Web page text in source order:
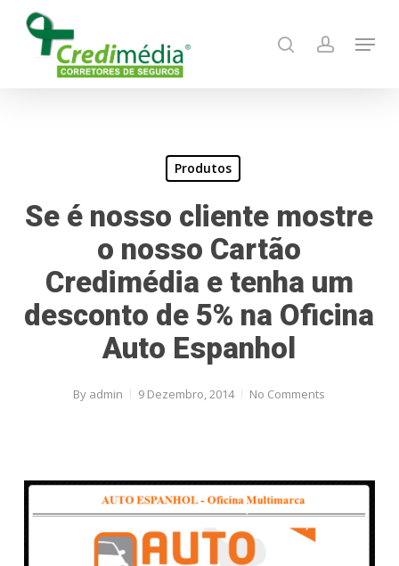
search account
Menu
Produtos
Se é nosso cliente mostre
o nosso Cartão
Credimédia e tenha um
desconto de 5% na Oficina
Auto Espanhol
By admin 9 Dezembro, 2014 No Comments